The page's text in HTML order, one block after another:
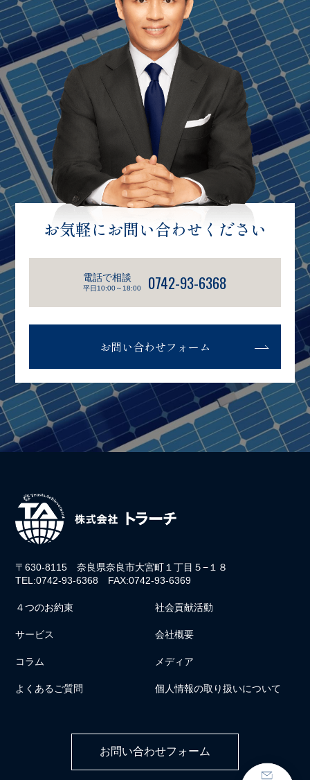
お気軽にお問い合わせください
電話で相談
平日10:00～18:00 0742-93-6368
お問い合わせフォーム
〒630-8115 奈良県奈良市大宮町１丁目５−１８
TEL:0742-93-6368 FAX:0742-93-6369
４つのお約束 社会貢献活動
サービス 会社概要
コラム メディア
よくあるご質問 個人情報の取り扱いについて
お問い合わせフォーム